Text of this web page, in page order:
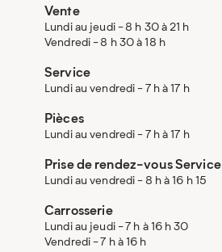
Vente
Lundi au jeudi - 8 h 30 à 21 h
Vendredi - 8 h 30 à 18 h
Service
Lundi au vendredi - 7 h à 17 h
Pièces
Lundi au vendredi - 7 h à 17 h
Prise de rendez-vous Service
Lundi au vendredi - 8 h à 16 h 15
Carrosserie
Lundi au jeudi - 7 h à 16 h 30
Vendredi - 7 h à 16 h